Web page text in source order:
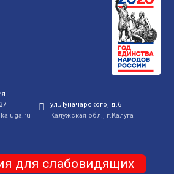
ул.Луначарского, д.6
Калужская обл., г.Калуга
для слабовидящих